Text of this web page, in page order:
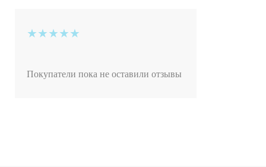
★★★★★
Покупатели пока не оставили отзывы